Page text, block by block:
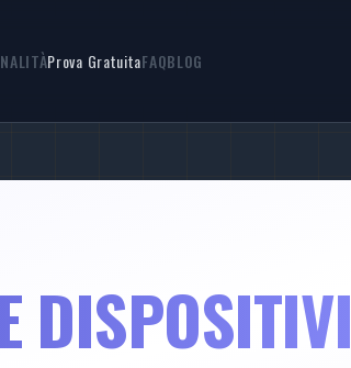
Prova GratuitaFAQBLOG
DISPOSITIVI